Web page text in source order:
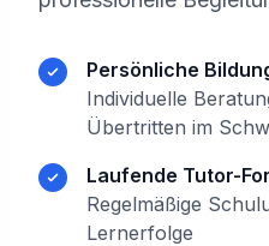
Persönliche
Individuelle
Übertritten im
Laufende Tutor-
Regelmäßige
Lernerfolge